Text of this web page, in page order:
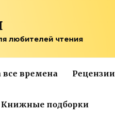
любителей чтения
все времена
Книжные подборки